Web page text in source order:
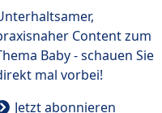
Content zum
Baby - schauen Sie
mal vorbei!
Jetzt abonnieren